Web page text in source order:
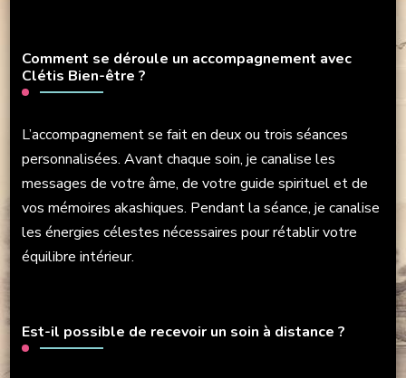
Comment se déroule un accompagnement avec
Clétis Bien-être ?
L’accompagnement se fait en deux ou trois séances
personnalisées. Avant chaque soin, je canalise les
messages de votre âme, de votre guide spirituel et de
vos mémoires akashiques. Pendant la séance, je canalise
les énergies célestes nécessaires pour rétablir votre
équilibre intérieur.
Est-il possible de recevoir un soin à distance ?